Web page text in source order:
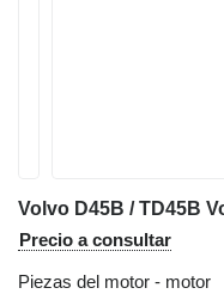
Precio a consultar
Piezas del motor - motor